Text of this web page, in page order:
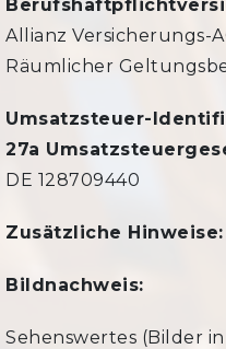
Allianz Versicherungs-
Räumlicher
Umsatzsteuer-
27a
DE 128709440
Zusätzliche Hinweise:
Bildnachweis:
Sehenswertes (Bilder in